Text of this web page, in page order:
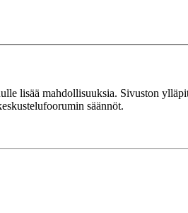
lisää mahdollisuuksia. Sivuston
säännöt.